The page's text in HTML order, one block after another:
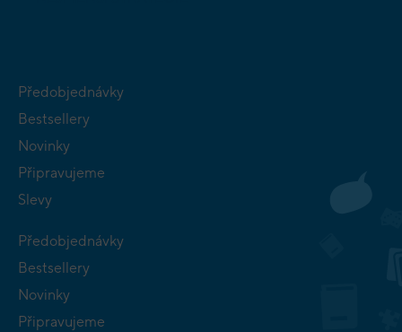
Předobjednávky
Bestsellery
Novinky
Připravujeme
Slevy
Předobjednávky
Bestsellery
Novinky
Připravujeme